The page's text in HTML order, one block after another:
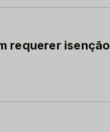
requerer isenção